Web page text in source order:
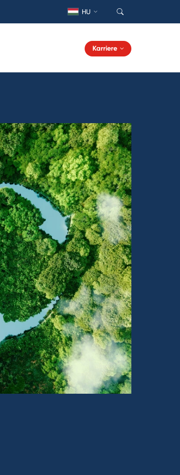
HU
Karriere